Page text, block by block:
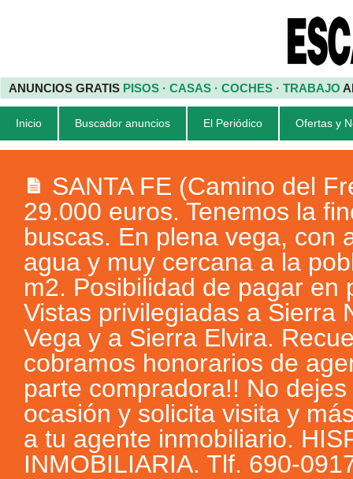
ANUNCIOS GRATIS PISOS · CASAS · COCHES · TRABAJO
Inicio Buscador anuncios El Periódico Ofertas y
SANTA FE (Camino del
29.000 euros. Tenemos la
buscas. En plena vega, con
agua y muy cercana a la
m2. Posibilidad de pagar en
Vistas privilegiadas a Sierra
Vega y a Sierra Elvira.
cobramos honorarios de
parte compradora!! No
ocasión y solicita visita y
a tu agente inmobiliario.
INMOBILIARIA. Tlf. 690-